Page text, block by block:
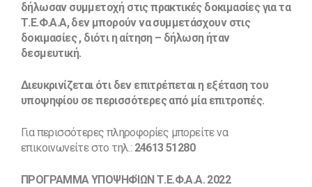
δήλωσαν συμμετοχή στις πρακτικές δοκιμασίες για τα
Τ.Ε.Φ.Α.Α, δεν μπορούν να συμμετάσχουν στις
δοκιμασίες , διότι η αίτηση – δήλωση ήταν
δεσμευτική.
Διευκρινίζεται ότι δεν επιτρέπεται η εξέταση του
υποψηφίου σε περισσότερες από μία επιτροπές.
Για περισσότερες πληροφορίες μπορείτε να
επικοινωνείτε στο τηλ.: 24613 51280
ΠΡΟΓΡΑΜΜΑ ΥΠΟΨΗΦΊΩΝ Τ.Ε.Φ.Α.Α. 2022